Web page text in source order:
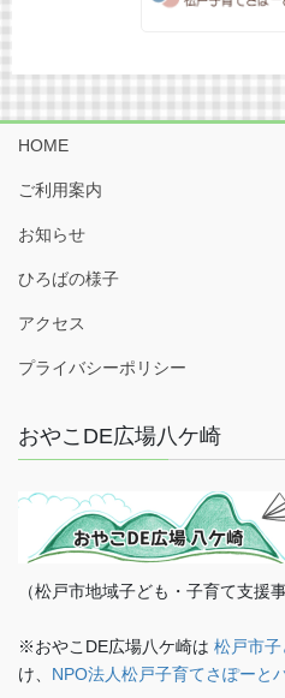
HOME
ご利用案内
お知らせ
ひろばの様子
アクセス
プライバシーポリシー
おやこDE広場八ケ崎
（松戸市地域子ども・子育て支援事
※おやこDE広場八ケ崎は 松戸市
け、 NPO法人松戸子育てさぽーと